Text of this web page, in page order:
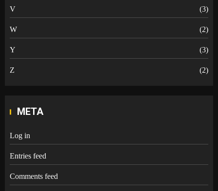
V (3)
W (2)
Y (3)
Z (2)
META
Log in
Entries feed
Comments feed